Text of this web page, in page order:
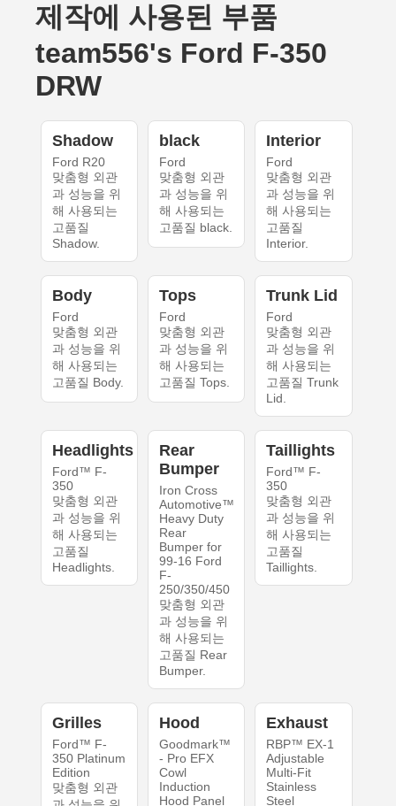
제작에 사용된 부품
team556's Ford F-350
DRW
Shadow
Ford R20
맞춤형 외관
과 성능을 위
해 사용되는
고품질
Shadow.
black
Ford
맞춤형 외관
과 성능을 위
해 사용되는
고품질 black.
Interior
Ford
맞춤형 외관
과 성능을 위
해 사용되는
고품질
Interior.
Body
Ford
맞춤형 외관
과 성능을 위
해 사용되는
고품질 Body.
Tops
Ford
맞춤형 외관
과 성능을 위
해 사용되는
고품질 Tops.
Trunk Lid
Ford
맞춤형 외관
과 성능을 위
해 사용되는
고품질 Trunk
Lid.
Headlights
Ford™ F-
350
맞춤형 외관
과 성능을 위
해 사용되는
고품질
Headlights.
Rear
Bumper
Iron Cross
Automotive™
Heavy Duty
Rear
Bumper for
99-16 Ford
F-
250/350/450
맞춤형 외관
과 성능을 위
해 사용되는
고품질 Rear
Bumper.
Taillights
Ford™ F-
350
맞춤형 외관
과 성능을 위
해 사용되는
고품질
Taillights.
Grilles
Ford™ F-
350 Platinum
Edition
맞춤형 외관
Hood
Goodmark™
- Pro EFX
Cowl
Induction
Hood Panel
Exhaust
RBP™ EX-1
Adjustable
Multi-Fit
Stainless
Steel